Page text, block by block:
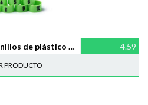
Gohigh, 100 Unidades de Anillos de plástico numerados para Patas de pájaro, para Aves de Corral, Loro, Pollitos, Paloma 4.59
PRODUCTO